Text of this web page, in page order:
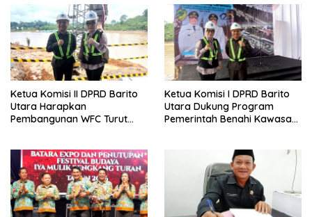
Ketua Komisi II DPRD Barito
Utara Harapkan
Pembangunan WFC Turut
Ketua Komisi I DPRD Barito
Utara Dukung Program
Pemerintah Benahi Kawasan